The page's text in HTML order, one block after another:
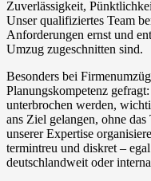
Zuverlässigkeit,
Unser qualifiziertes Team
Anforderungen ernst und
Umzug zugeschnitten sind.
Besonders bei
Planungskompetenz
unterbrochen werden,
ans Ziel gelangen, ohne
unserer Expertise
termintreu und diskret –
deutschlandweit oder